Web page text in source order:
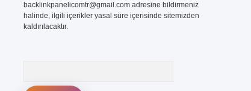
backlinkpanelicomtr@gmail.comadresine bildirmeniz
halinde, ilgili içerikler yasal süre içerisinde sitemizden
kaldırılacaktır.